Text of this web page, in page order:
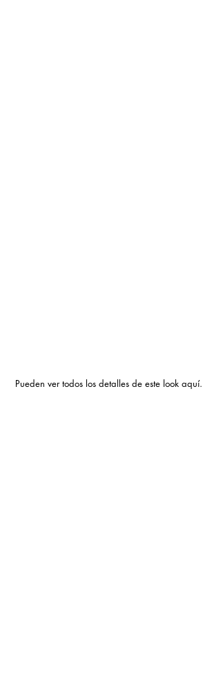
Pueden ver todos los detalles de este look aquí.